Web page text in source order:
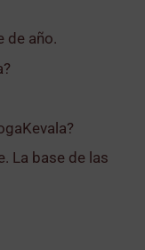
de año.
La base de las